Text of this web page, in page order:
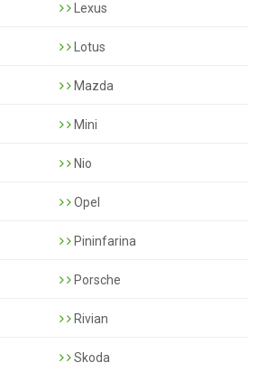
Lexus
Lotus
Mazda
Mini
Nio
Opel
Pininfarina
Porsche
Rivian
Skoda